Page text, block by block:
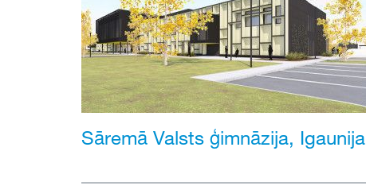
Sāremā Valsts ģimnāzija, Igaunija